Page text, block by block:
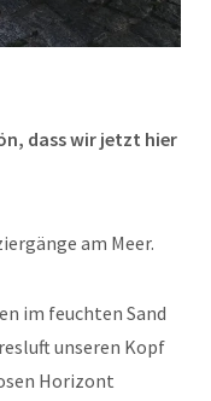
dass wir jetzt hier
am Meer.
im feuchten Sand
unseren Kopf
Horizont